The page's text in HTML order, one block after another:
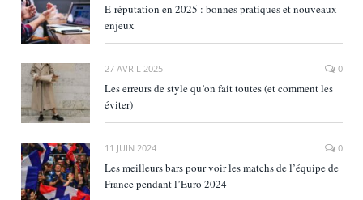
E‑réputation en 2025 : bonnes pratiques et nouveaux
enjeux
27 AVRIL 2025 0
Les erreurs de style qu’on fait toutes (et comment les
éviter)
11 JUIN 2024 0
Les meilleurs bars pour voir les matchs de l’équipe de
France pendant l’Euro 2024